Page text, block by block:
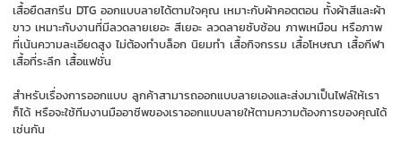
เสื้อยืดสกรีน DTG ออกแบบลายได้ตามใจคุณ เหมาะกับผ้าคอตตอน ทั้งผ้าสีและผ้า
ขาว เหมาะกับงานที่มีลวดลายเยอะ สีเยอะ ลวดลายซับซ้อน ภาพเหมือน หรือภาพ
ที่เน้นความละเอียดสูง ไม่ต้องทำบล็อก นิยมทำ เสื้อกิจกรรม เสื้อโหษณา เสื้อกีฬา
เสื้อที่ระลึก เสื้อแฟชั่น
สำหรับเรื่องการออกแบบ ลูกค้าสามารถออกแบบลายเองและส่งมาเป็นไฟล์ให้เรา
ก็ได้ หรือจะใช้ทีมงานมืออาชีพของเราออกแบบลายให้ตามความต้องการของคุณได้
เช่นกัน